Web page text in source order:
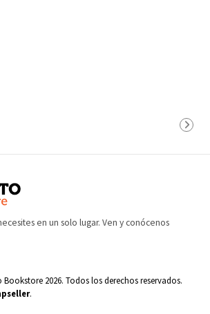
en un solo lugar. Ven y conócenos
2026. Todos los derechos reservados.
.